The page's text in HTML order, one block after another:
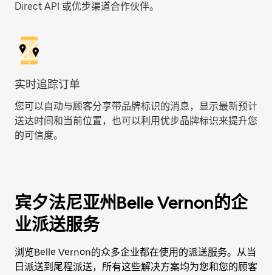
Direct API 或优步渠道合作伙伴。
实时追踪订单
您可以自动与顾客分享带品牌标识的消息，显示最新预计
送达时间和当前位置，也可以利用优步品牌标识来提升您
的可信度。
宾夕法尼亚州Belle Vernon的企
业派送服务
浏览Belle Vernon的众多企业都在使用的派送服务。从当
日派送到尾程派送，所有这些解决方案均为您和您的顾客